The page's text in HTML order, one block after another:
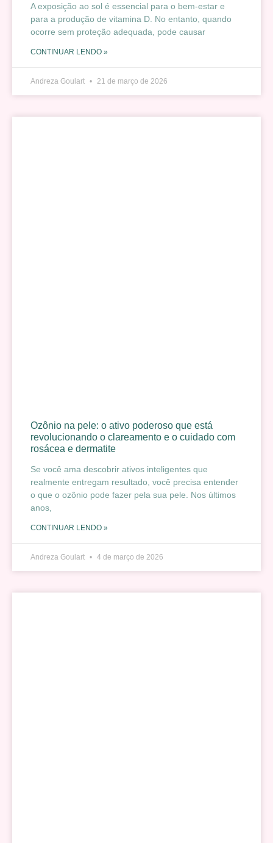
A exposição ao sol é essencial para o bem-estar e
para a produção de vitamina D. No entanto, quando
ocorre sem proteção adequada, pode causar
CONTINUAR LENDO »
Andreza Goulart 21 de março de 2026
Ozônio na pele: o ativo poderoso que está
revolucionando o clareamento e o cuidado com
rosácea e dermatite
Se você ama descobrir ativos inteligentes que
realmente entregam resultado, você precisa entender
o que o ozônio pode fazer pela sua pele. Nos últimos
anos,
CONTINUAR LENDO »
Andreza Goulart 4 de março de 2026